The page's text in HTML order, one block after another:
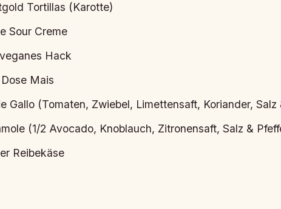
Tortillas (Karotte)
Sour Creme
Hack
Mais
Gallo (Tomaten, Zwiebel, Limettensaft, Koriander, Salz
(1/2 Avocado, Knoblauch, Zitronensaft, Salz &
Reibekäse